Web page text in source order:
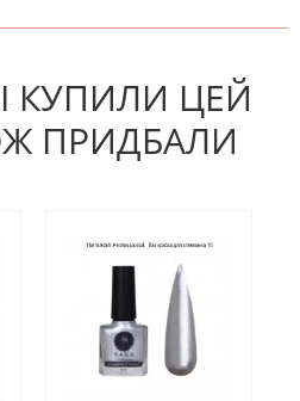
Ви
КУПИЛИ ЦЕЙ
ПРИДБАЛИ